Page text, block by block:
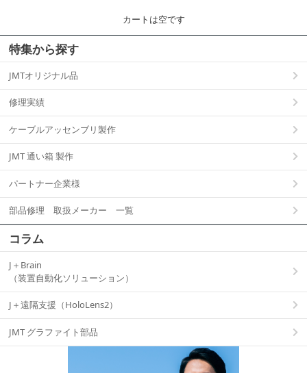
カートは空です
特集から探す
JMTオリジナル品
修理実績
ケーブルアッセンブリ製作
JMT 通い箱 製作
パートナー企業様
部品修理 取扱メーカー 一覧
コラム
J＋Brain
（装置自動化ソリューション）
J＋遠隔支援（HoloLens2）
JMT グラファイト部品